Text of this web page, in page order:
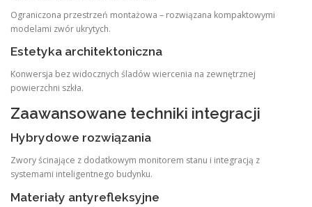
Ograniczona przestrzeń montażowa – rozwiązana kompaktowymi
modelami zwór ukrytych.
Estetyka architektoniczna
Konwersja bez widocznych śladów wiercenia na zewnętrznej
powierzchni szkła.
Zaawansowane techniki integracji
Hybrydowe rozwiązania
Zwory ścinające z dodatkowym monitorem stanu i integracją z
systemami inteligentnego budynku.
Materiały antyrefleksyjne